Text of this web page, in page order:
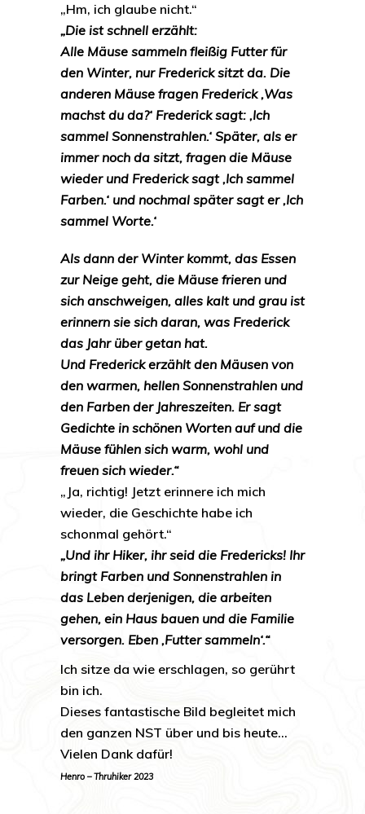
„Hm, ich glaube nicht.“
„Die ist schnell erzählt:
Alle Mäuse sammeln fleißig Futter für
den Winter, nur Frederick sitzt da. Die
anderen Mäuse fragen Frederick ‚Was
machst du da?‘ Frederick sagt: ‚Ich
sammel Sonnenstrahlen.‘ Später, als er
immer noch da sitzt, fragen die Mäuse
wieder und Frederick sagt ‚Ich sammel
Farben.‘ und nochmal später sagt er ‚Ich
sammel Worte.‘
Als dann der Winter kommt, das Essen
zur Neige geht, die Mäuse frieren und
sich anschweigen, alles kalt und grau ist
erinnern sie sich daran, was Frederick
das Jahr über getan hat.
Und Frederick erzählt den Mäusen von
den warmen, hellen Sonnenstrahlen und
den Farben der Jahreszeiten. Er sagt
Gedichte in schönen Worten auf und die
Mäuse fühlen sich warm, wohl und
freuen sich wieder.“
„Ja, richtig! Jetzt erinnere ich mich
wieder, die Geschichte habe ich
schonmal gehört.“
„Und ihr Hiker, ihr seid die Fredericks! Ihr
bringt Farben und Sonnenstrahlen in
das Leben derjenigen, die arbeiten
gehen, ein Haus bauen und die Familie
versorgen. Eben ‚Futter sammeln‘.“
Ich sitze da wie erschlagen, so gerührt
bin ich.
Dieses fantastische Bild begleitet mich
den ganzen NST über und bis heute…
Vielen Dank dafür!
Henro – Thruhiker 2023